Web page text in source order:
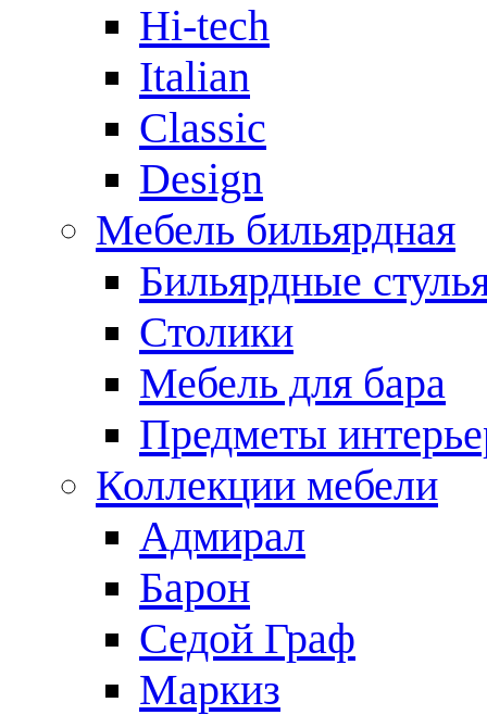
Hi-tech
Italian
Сlassic
Design
Мебель бильярдная
Бильярдные
Столики
Мебель для бара
Предметы
Коллекции мебели
Адмирал
Барон
Седой Граф
Маркиз